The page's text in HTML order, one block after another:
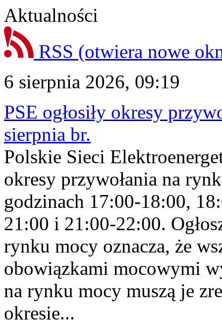
Aktualności
RSS (otwiera nowe
6 sierpnia 2026, 09:19
PSE ogłosiły okresy
sierpnia br.
Polskie Sieci
okresy przywołania na
godzinach 17:00-18:00,
21:00 i 21:00-22:00.
rynku mocy oznacza, że
obowiązkami mocowymi
na rynku mocy muszą je
okresie...